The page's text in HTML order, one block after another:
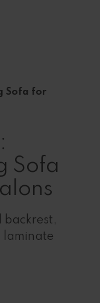
Sofa for
Sofa
laminate